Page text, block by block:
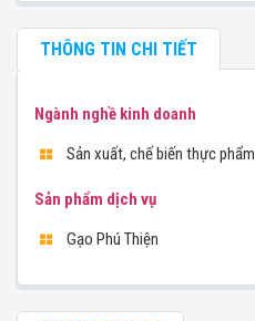
THÔNG TIN CHI TIẾT
Ngành nghề kinh doanh
Sản xuất, chế biến thực phẩm
Sản phẩm dịch vụ
Gạo Phú Thiện